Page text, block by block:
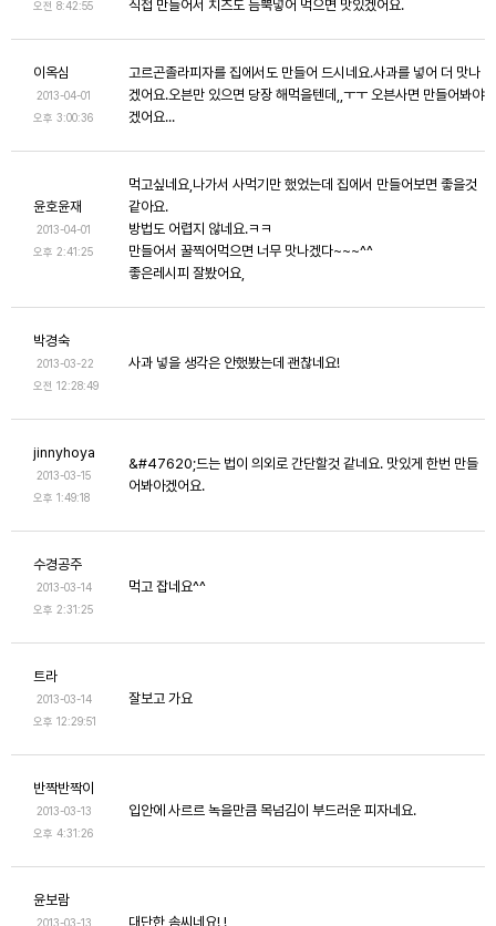
오전 8:42:55
직접 만들어서 치즈도 듬뿍넣어 먹으면 맛있겠어요.
이옥심
2013-04-01
오후 3:00:36
고르곤졸라피자를 집에서도 만들어 드시네요.사과를 넣어 더 맛나
겠어요.오븐만 있으면 당장 해먹을텐데,,ㅜㅜ 오븐사면 만들어봐야
겠어요...
윤호윤재
2013-04-01
오후 2:41:25
먹고싶네요,나가서 사먹기만 했었는데 집에서 만들어보면 좋을것
같아요.
방법도 어렵지 않네요.ㅋㅋ
만들어서 꿀찍어먹으면 너무 맛나겠다~~~^^
좋은레시피 잘봤어요,
박경숙
2013-03-22
오전 12:28:49
사과 넣을 생각은 안했봤는데 괜찮네요!
jinnyhoya
2013-03-15
오후 1:49:18
&#47620;드는 법이 의외로 간단할것 같네요. 맛있게 한번 만들
어봐아겠어요.
수경공주
2013-03-14
오후 2:31:25
먹고 잡네요^^
트라
2013-03-14
오후 12:29:51
잘보고 가요
반짝반짝이
2013-03-13
오후 4:31:26
입안에 사르르 녹을만큼 목넘김이 부드러운 피자네요.
윤보람
2013-03-13
대단한 솜씨네요! !